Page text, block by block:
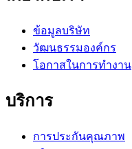
ข้อมูลบริษัท
วัฒนธรรมองค์กร
โอกาสในการทำงาน
บริการ
การประกันคุณภาพ